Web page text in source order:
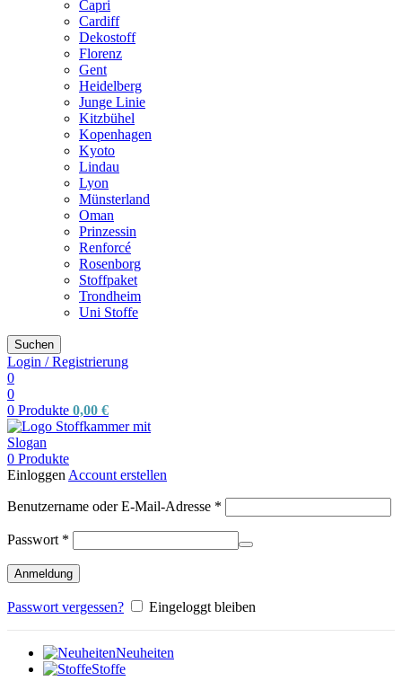
Capri
Cardiff
Dekostoff
Florenz
Gent
Heidelberg
Junge Linie
Kitzbühel
Kopenhagen
Kyoto
Lindau
Lyon
Münsterland
Oman
Prinzessin
Renforcé
Rosenborg
Stoffpaket
Trondheim
Uni Stoffe
Suchen
Login / Registrierung
0
0
0 Produkte 0,00 €
0 Produkte
Einloggen Account erstellen
Benutzername oder E-Mail-Adresse *
Passwort *
Anmeldung
Passwort vergessen? Eingeloggt bleiben
Neuheiten
Stoffe